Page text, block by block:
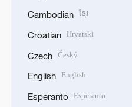
Cambodian ខ្មែរ
Croatian Hrvatski
Czech Český
English English
Esperanto Esperanto